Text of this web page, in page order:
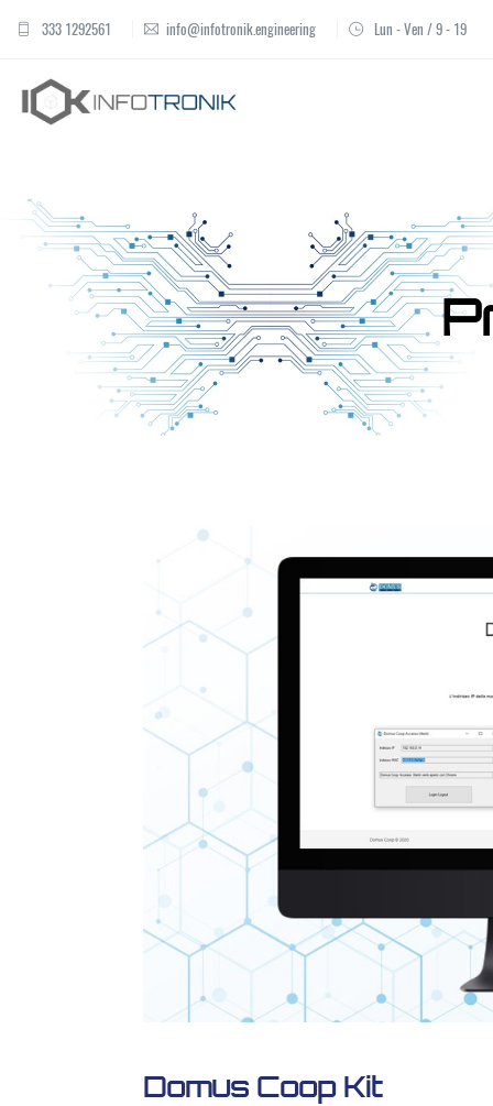
333 1292561 info@infotronik.engineering Lun - Ven / 9 - 19
Domus Coop Kit